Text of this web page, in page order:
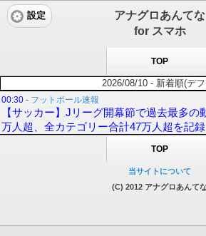
アナグロあんてな
for スマホ
設定
TOP
2026/08/10 - 新着順(デ
00:30 - フットボール速報
【サッカー】Jリーグ開幕節で過去最多の
万人超、全カテゴリー合計47万人超を記録
TOP
当サイトについて
(C) 2012 アナグロあんて